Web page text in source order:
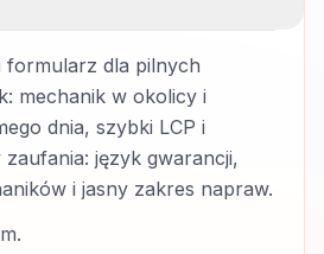
dla pilnych
mechanik w okolicy i
dnia, szybki LCP i
zaufania: język gwarancji,
i jasny zakres napraw.